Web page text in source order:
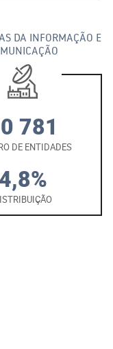
DA INFORMAÇÃO E
781
DE ENTIDADES
4,8%